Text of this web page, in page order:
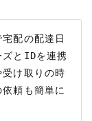
配の配達日
ズとIDを連携
け取りの時
頼も簡単に